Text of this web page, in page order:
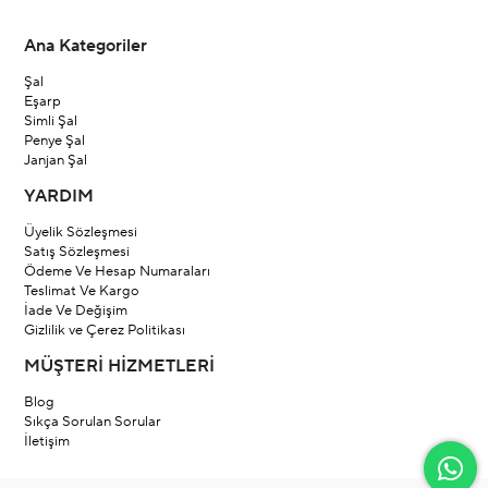
Ana Kategoriler
Şal
Eşarp
Simli Şal
Penye Şal
Janjan Şal
YARDIM
Üyelik Sözleşmesi
Satış Sözleşmesi
Ödeme Ve Hesap Numaraları
Teslimat Ve Kargo
İade Ve Değişim
Gizlilik ve Çerez Politikası
MÜŞTERİ HİZMETLERİ
Blog
Sıkça Sorulan Sorular
İletişim